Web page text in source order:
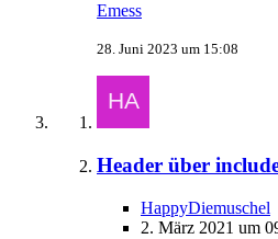
Emess
28. Juni 2023 um 15:08
Header über
HappyDiemuschel
2. März 2021 um